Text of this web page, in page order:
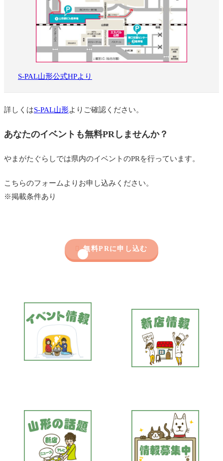
S-PAL山形公式HPより
詳しくはS-PAL山形よりご確認ください。
あなたのイベントも無料PRしませんか？
やまがたぐらしでは県内のイベントのPRを行っています。
こちらのフォームよりお申し込みください。
※掲載条件あり
 無料PRに申し込む